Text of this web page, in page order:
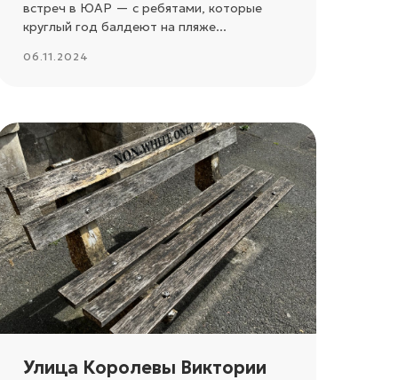
встреч в ЮАР — с ребятами, которые
круглый год балдеют на пляже...
06.11.2024
Улица Королевы Виктории